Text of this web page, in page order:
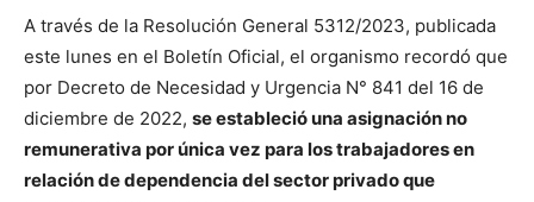
A través de la Resolución General 5312/2023, publicada
este lunes en el Boletín Oficial, el organismo recordó que
por Decreto de Necesidad y Urgencia N° 841 del 16 de
diciembre de 2022, se estableció una asignación no
remunerativa por única vez para los trabajadores en
relación de dependencia del sector privado que